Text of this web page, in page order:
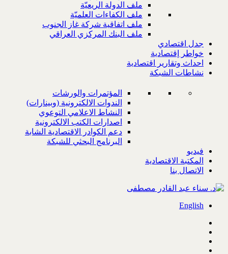
ملف الدولة الريعيّة
ملف الكفاءات العلميّة
ملف اتفاقية شركة غاز الجنوب
ملف البنك المركزي العراقي
جدل اقتصادي
خواطر إقتصادية
احداث وتقارير اقتصادية
نشاطات الشبكة
المؤتمرات والورشات
الندوات الالكترونية (وبينارات)
النشاط الاعلامي التوعوي
اصدارات الكتب الالكترونية
دعم الكوادر الاقتصادية الشابة
البرنامج البحثي للشبكة
فيديو
المكتبة الاقتصادية
الاتصال بنا
English